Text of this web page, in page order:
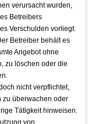
verursacht wurden,
Betreibers
Verschulden vorliegt.
Betreiber behält es
Angebot ohne
zu löschen oder die
nicht verpflichtet,
zu überwachen oder
Tätigkeit hinweisen.
von